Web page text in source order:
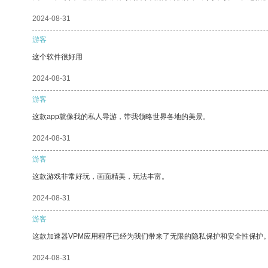
2024-08-31
游客
这个软件很好用
2024-08-31
游客
这款app就像我的私人导游，带我领略世界各地的美景。
2024-08-31
游客
这款游戏非常好玩，画面精美，玩法丰富。
2024-08-31
游客
这款加速器VPM应用程序已经为我们带来了无限的隐私保护和安全性保护
2024-08-31